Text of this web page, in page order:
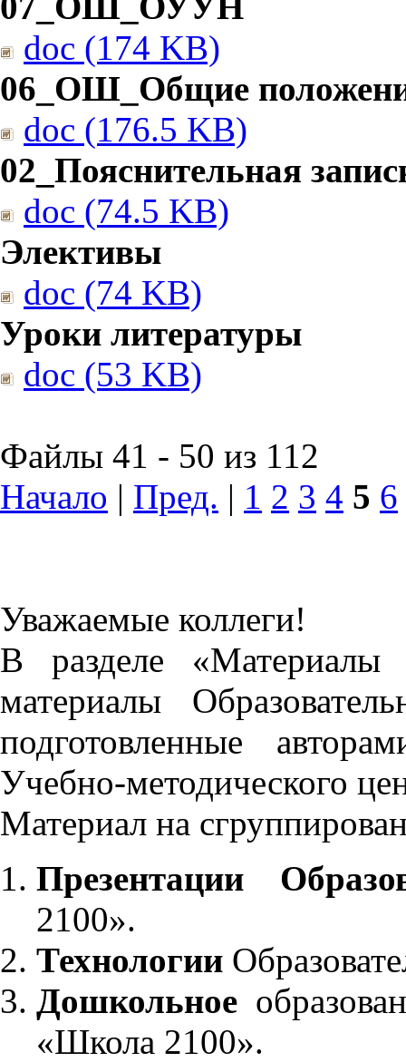
doc (174 KB)
06_ОШ_Общие
doc (176.5 KB)
02_Пояснительная
doc (74.5 KB)
Элективы
doc (74 KB)
Уроки литературы
doc (53 KB)
Файлы 41 - 50 из 112
Начало | Пред. | 1 2 3 4 5 6
Уважаемые коллеги!
В разделе «Материалы
материалы
подготовленные
Учебно-методического
Материал на
Презентации
2100».
Технологии
Дошкольное
«Школа 2100».